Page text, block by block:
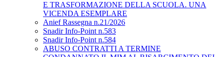
E TRASFORMAZIONE DELLA SCUOLA. UNA
VICENDA ESEMPLARE
Anief Rassegna n.21/2026
Snadir Info-Point n.583
Snadir Info-Point n.584
ABUSO CONTRATTI A TERMINE